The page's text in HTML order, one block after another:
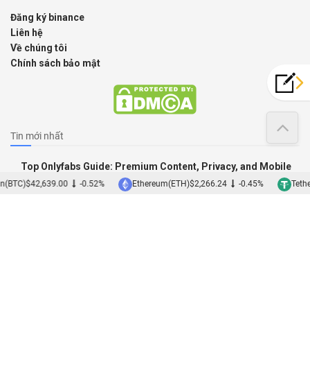
Đăng ký binance
Liên hệ
Về chúng tôi
Chính sách bảo mật
Tin mới nhất
Top Onlyfabs Guide: Premium Content, Privacy, and Mobile
Access Explained
$42,639.00 -0.52% Ethereum(ETH)$2,266.24 -0.45%